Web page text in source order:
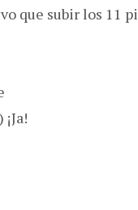
que subir los 11